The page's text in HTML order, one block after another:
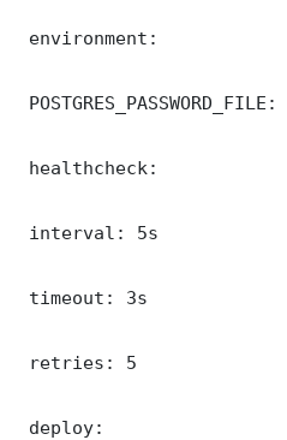
environment:
healthcheck:
interval: 5s
timeout: 3s
retries: 5
deploy: